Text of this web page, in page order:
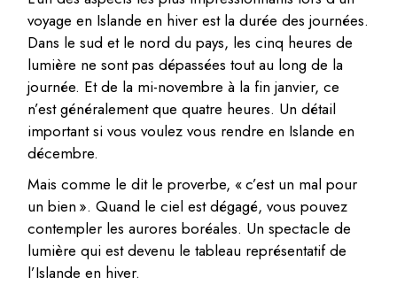
voyage en Islande en hiver est la durée des journées.
Dans le sud et le nord du pays, les cinq heures de
lumière ne sont pas dépassées tout au long de la
journée. Et de la mi-novembre à la fin janvier, ce
n’est généralement que quatre heures. Un détail
important si vous voulez vous rendre en Islande en
décembre.
Mais comme le dit le proverbe, « c’est un mal pour
un bien ». Quand le ciel est dégagé, vous pouvez
contempler les aurores boréales. Un spectacle de
lumière qui est devenu le tableau représentatif de
l’Islande en hiver.